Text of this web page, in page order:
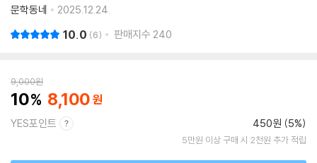
문학동네
2025.12.24.
10.0 6 판매지수 240
9,000원
10 8,100
YES포인트 450원 (5%)
5만원 이상 구매 시 2천원 추가 적립